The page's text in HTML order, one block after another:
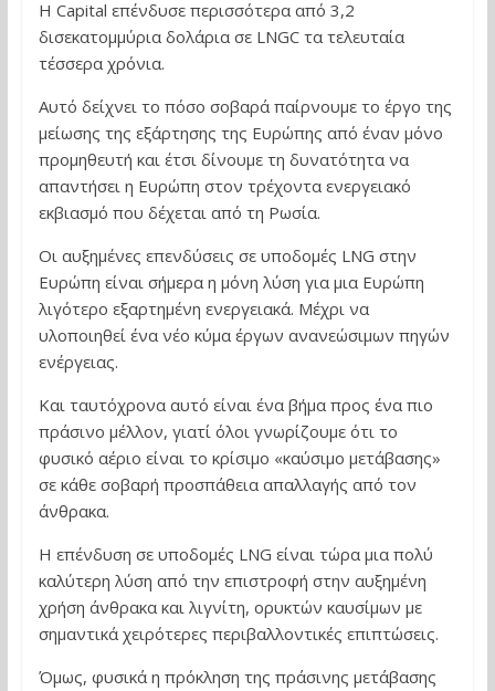
Η Capital επένδυσε περισσότερα από 3,2
δισεκατομμύρια δολάρια σε LNGC τα τελευταία
τέσσερα χρόνια.
Αυτό δείχνει το πόσο σοβαρά παίρνουμε το έργο της
μείωσης της εξάρτησης της Ευρώπης από έναν μόνο
προμηθευτή και έτσι δίνουμε τη δυνατότητα να
απαντήσει η Ευρώπη στον τρέχοντα ενεργειακό
εκβιασμό που δέχεται από τη Ρωσία.
Οι αυξημένες επενδύσεις σε υποδομές LNG στην
Ευρώπη είναι σήμερα η μόνη λύση για μια Ευρώπη
λιγότερο εξαρτημένη ενεργειακά. Mέχρι να
υλοποιηθεί ένα νέο κύμα έργων ανανεώσιμων πηγών
ενέργειας.
Και ταυτόχρονα αυτό είναι ένα βήμα προς ένα πιο
πράσινο μέλλον, γιατί όλοι γνωρίζουμε ότι το
φυσικό αέριο είναι το κρίσιμο «καύσιμο μετάβασης»
σε κάθε σοβαρή προσπάθεια απαλλαγής από τον
άνθρακα.
Η επένδυση σε υποδομές LNG είναι τώρα μια πολύ
καλύτερη λύση από την επιστροφή στην αυξημένη
χρήση άνθρακα και λιγνίτη, ορυκτών καυσίμων με
σημαντικά χειρότερες περιβαλλοντικές επιπτώσεις.
Όμως, φυσικά η πρόκληση της πράσινης μετάβασης